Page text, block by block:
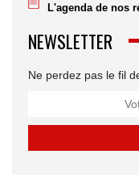
L'agenda de nos
NEWSLETTER
Ne perdez pas le fil